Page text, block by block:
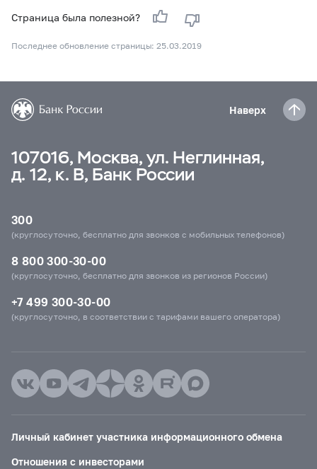
Страница была полезной?
Последнее обновление страницы: 25.03.2019
Наверх
107016, Москва, ул. Неглинная,
д. 12, к. В, Банк России
300
(круглосуточно, бесплатно для звонков с мобильных телефонов)
8 800 300-30-00
(круглосуточно, бесплатно для звонков из регионов России)
+7 499 300-30-00
(круглосуточно, в соответствии с тарифами вашего оператора)
Личный кабинет участника информационного обмена
Отношения с инвесторами